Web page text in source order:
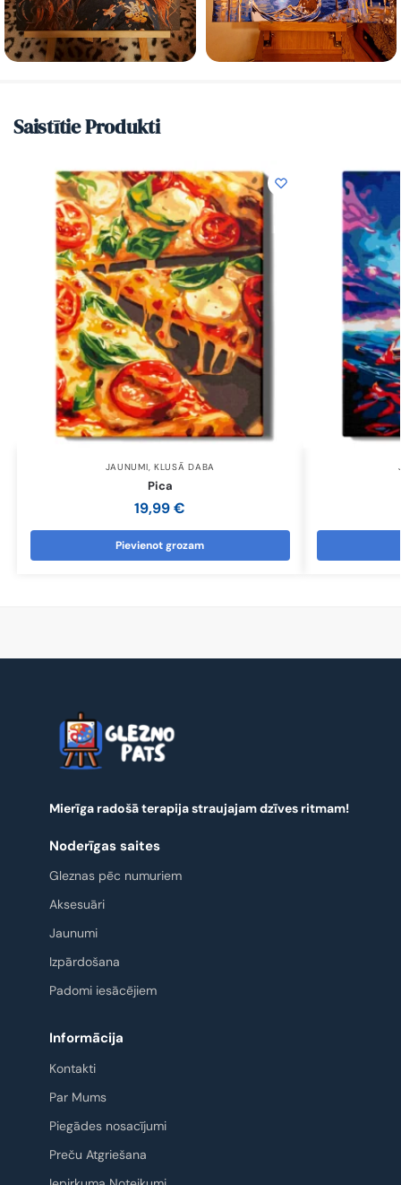
Saistītie Produkti
JAUNUMI, KLUSĀ DABA
Pica
19,99€
Pievienot grozam
Mierīga radošā terapija straujajam dzīves ritmam!
Noderīgas saites
Gleznas pēc numuriem
Aksesuāri
Jaunumi
Izpārdošana
Padomi iesācējiem
Informācija
Kontakti
Par Mums
Piegādes nosacījumi
Preču Atgriešana